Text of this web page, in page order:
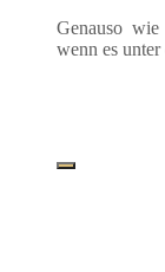
Genau­so
wenn es